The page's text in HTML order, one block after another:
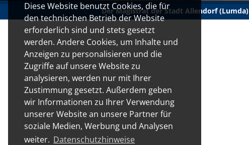
Diese Website benutzt Cookies, die für
den technischen Betrieb der Website
erforderlich sind und stets gesetzt
werden. Andere Cookies, um Inhalte und
Anzeigen zu personalisieren und die
Zugriffe auf unsere Website zu
analysieren, werden nur mit Ihrer
Zustimmung gesetzt. Außerdem geben
wir Informationen zu Ihrer Verwendung
unserer Website an unsere Partner für
soziale Medien, Werbung und Analysen
weiter. Datenschutzhinweise
Der Magistrat der Stadt Allendorf (Lumda)